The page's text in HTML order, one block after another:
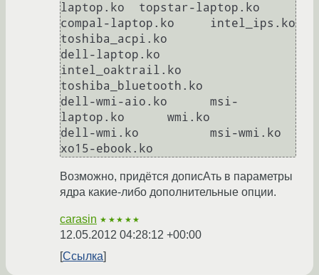
laptop.ko  topstar-laptop.ko
compal-laptop.ko     intel_ips.ko
toshiba_acpi.ko
dell-laptop.ko
intel_oaktrail.ko
toshiba_bluetooth.ko
dell-wmi-aio.ko      msi-
laptop.ko      wmi.ko
dell-wmi.ko          msi-wmi.ko
xo15-ebook.ko
Возможно, придётся дописАть в параметры
ядра какие-либо дополнительные опции.
carasin ★★★★★
12.05.2012 04:28:12 +00:00
Ссылка